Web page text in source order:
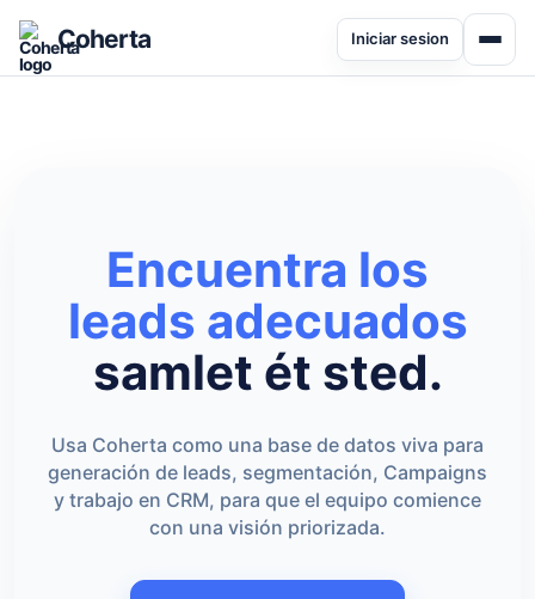
Coherta Iniciar sesion
Encuentra los
leads adecuados
samlet ét sted.
Usa Coherta como una base de datos viva para
generación de leads, segmentación, Campaigns
y trabajo en CRM, para que el equipo comience
con una visión priorizada.